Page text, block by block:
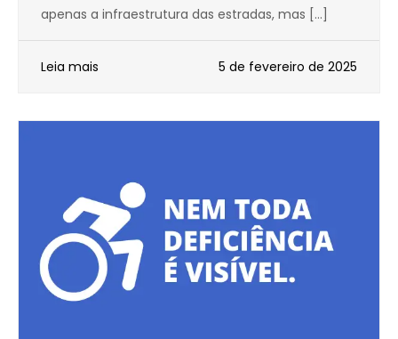
apenas a infraestrutura das estradas, mas […]
Leia mais 5 de fevereiro de 2025